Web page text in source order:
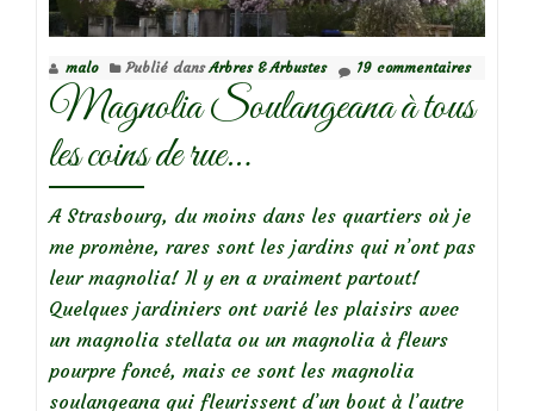
malo Publié dansArbres & Arbustes 19 commentaires
Magnolia Soulangeana à tous
les coins de rue…
A Strasbourg, du moins dans les quartiers où je
me promène, rares sont les jardins qui n’ont pas
leur magnolia! Il y en a vraiment partout!
Quelques jardiniers ont varié les plaisirs avec
un magnolia stellata ou un magnolia à fleurs
pourpre foncé, mais ce sont les magnolia
soulangeana qui fleurissent d’un bout à l’autre